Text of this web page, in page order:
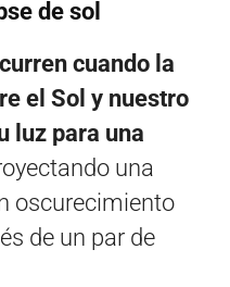
de sol
cuando la
el Sol y nuestro
luz para una
una
oscurecimiento
de un par de